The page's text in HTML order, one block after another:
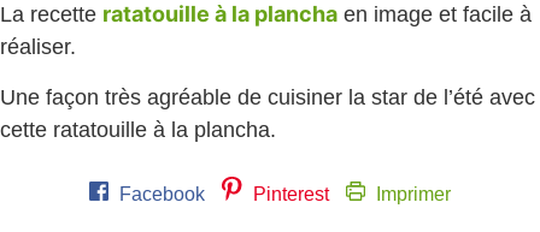
La recette ratatouille à la plancha en image et facile à
réaliser.
Une façon très agréable de cuisiner la star de l’été avec
cette ratatouille à la plancha.
Facebook Pinterest Imprimer